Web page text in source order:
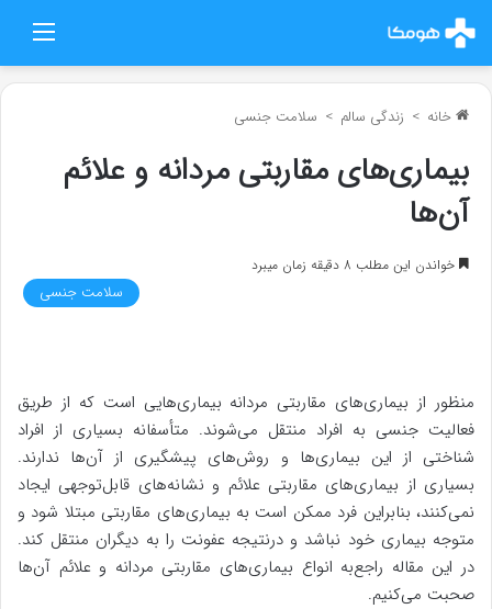
خانه > زندگی سالم > سلامت جنسی
بیماری‌های مقاربتی مردانه و علائم
آن‌ها
خواندن این مطلب 8 دقیقه زمان میبرد
سلامت جنسی
منظور از بیماری‌های مقاربتی مردانه بیماری‌هایی است که از طریق
فعالیت جنسی به افراد منتقل می‌شوند. متأسفانه بسیاری از افراد
شناختی از این بیماری‌ها و روش‌های پیشگیری از آن‌ها ندارند.
بسیاری از بیماری‌های مقاربتی علائم و نشانه‌های قابل‌توجهی ایجاد
نمی‌کنند، بنابراین فرد ممکن است به بیماری‌های مقاربتی مبتلا شود و
متوجه بیماری خود نباشد و درنتیجه عفونت را به دیگران منتقل کند.
در این مقاله راجع‌به انواع بیماری‌های مقاربتی مردانه و علائم آن‌ها
صحبت می‌کنیم.